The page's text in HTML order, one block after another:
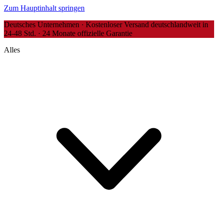
Zum Hauptinhalt springen
Deutsches Unternehmen · Kostenloser Versand deutschlandweit in
24-48 Std. · 24 Monate offizielle Garantie
Alles